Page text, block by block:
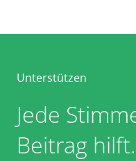
Unterstützen
Jede
Beitrag hilft.